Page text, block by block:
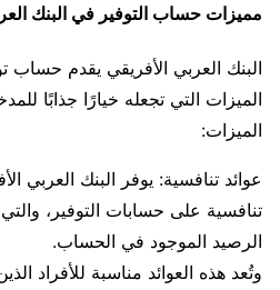
مميزات حساب التوفير في البنك
البنك العربي الأفريقي يقدم حساب
الميزات التي تجعله خيارًا جذابًا
الميزات:
عوائد تنافسية: يوفر البنك العربي
تنافسية على حسابات التوفير،
الرصيد الموجود في الحساب.
وتُعد هذه العوائد مناسبة للأفراد